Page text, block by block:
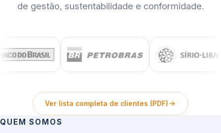
de gestão, sustentabilidade e conformidade.
Ver lista completa de clientes (PDF)
QUEM SOMOS